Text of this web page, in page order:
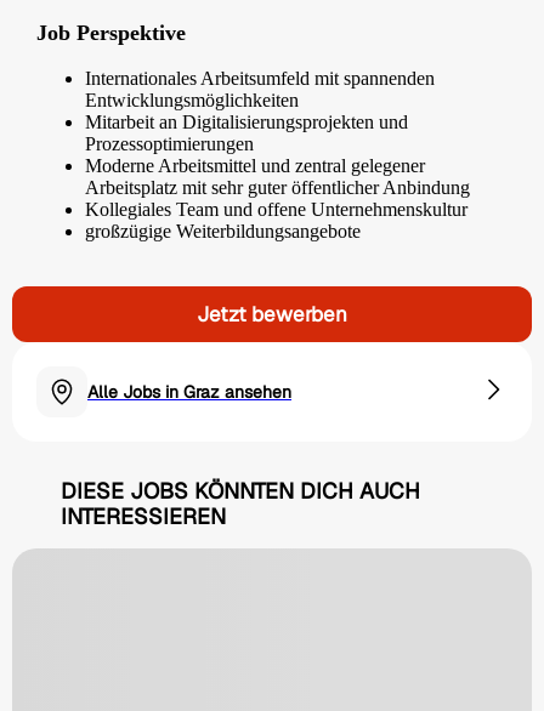
Job Perspektive
Internationales Arbeitsumfeld mit spannenden
Entwicklungsmöglichkeiten
Mitarbeit an Digitalisierungsprojekten und
Prozessoptimierungen
Moderne Arbeitsmittel und zentral gelegener
Arbeitsplatz mit sehr guter öffentlicher Anbindung
Kollegiales Team und offene Unternehmenskultur
großzügige Weiterbildungsangebote
Jetzt bewerben
Alle Jobs in Graz ansehen
DIESE JOBS KÖNNTEN DICH AUCH
INTERESSIEREN